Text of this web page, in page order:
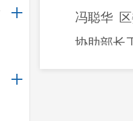
冯聪华
协助部长
昂凤美